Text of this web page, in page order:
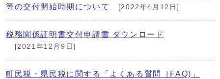
等の交付開始時期について
[2022年4月12日]
税務関係証明書交付申請書 ダウンロード
[2021年12月9日]
町民税・県民税に関する「よくある質問（FAQ)」